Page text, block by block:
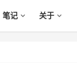
笔记 关于